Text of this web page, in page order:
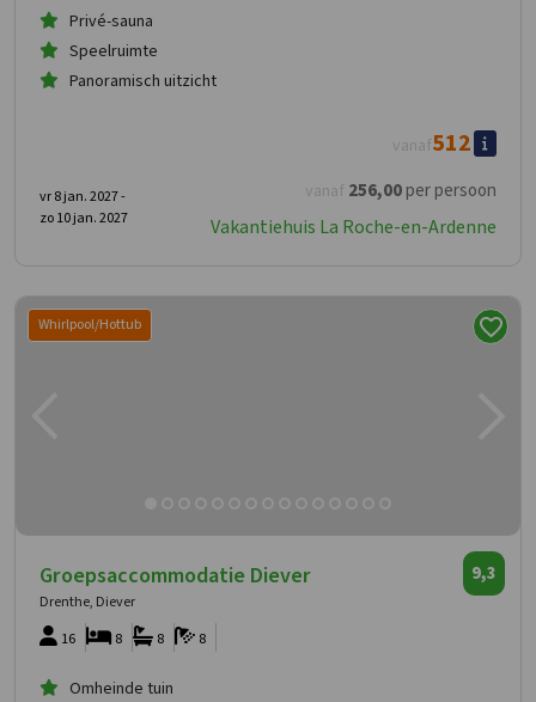
Privé-sauna
Speelruimte
Panoramisch uitzicht
vanaf 256,00per persoon
vanaf512
vr 8 jan. 2027 -
zo 10 jan. 2027
Vakantiehuis La Roche-en-Ardenne
Whirlpool/Hottub
Groepsaccommodatie Diever
Drenthe, Diever
9,3
16 8
8
8
Omheinde tuin